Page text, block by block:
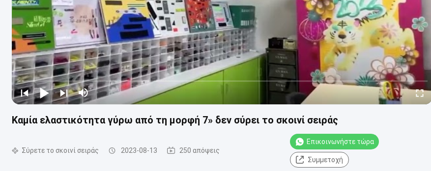
Καμία ελαστικότητα γύρω από τη μορφή 7» δεν σύρει το σκοινί σειράς
Σύρετε το σκοινί σειράς 2023-08-13 250 απόψεις
Επικοινωνήστε τώρα
Συμμετοχή